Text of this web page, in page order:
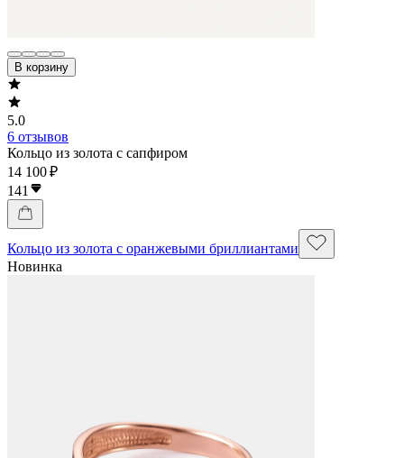
В корзину
5.0
6 отзывов
Кольцо из золота с сапфиром
14 100 ₽
141
Кольцо из золота с оранжевыми бриллиантами
Новинка